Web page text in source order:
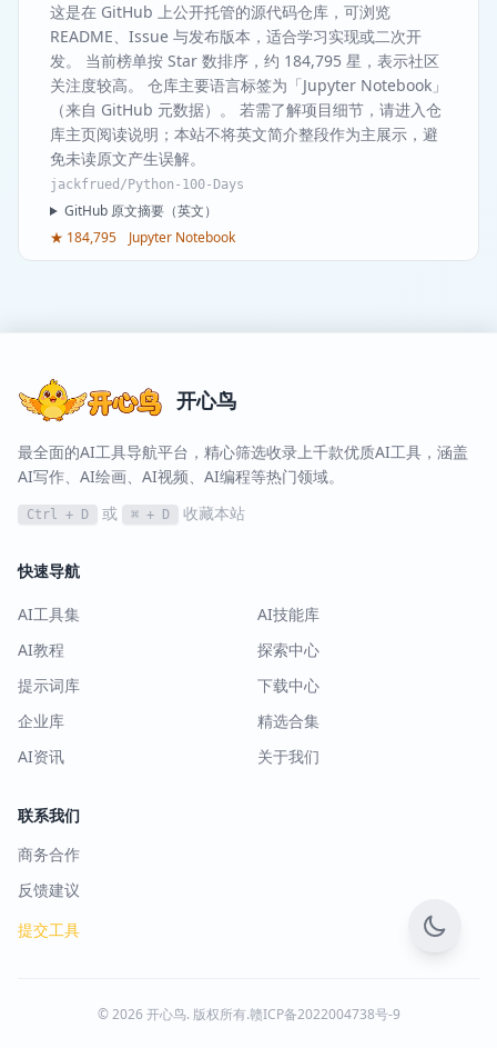
这是在 GitHub 上公开托管的源代码仓库，可浏览
README、Issue 与发布版本，适合学习实现或二次开
发。 当前榜单按 Star 数排序，约 184,795 星，表示社区
关注度较高。 仓库主要语言标签为「Jupyter Notebook」
（来自 GitHub 元数据）。 若需了解项目细节，请进入仓
库主页阅读说明；本站不将英文简介整段作为主展示，避
免未读原文产生误解。
jackfrued/Python-100-Days
GitHub 原文摘要（英文）
★ 184,795
Jupyter Notebook
开心鸟
最全面的AI工具导航平台，精心筛选收录上千款优质AI工具，涵盖
AI写作、AI绘画、AI视频、AI编程等热门领域。
Ctrl + D 或 ⌘ + D 收藏本站
快速导航
AI工具集
AI技能库
AI教程
探索中心
提示词库
下载中心
企业库
精选合集
AI资讯
关于我们
联系我们
商务合作
反馈建议
提交工具
© 2026 开心鸟. 版权所有.赣ICP备2022004738号-9